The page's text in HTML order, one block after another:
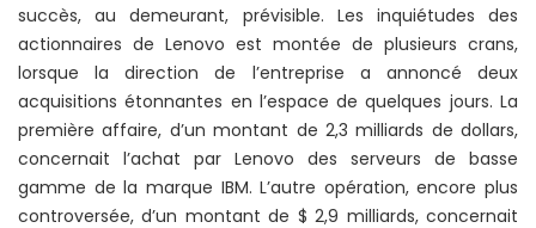
succès, au demeurant, prévisible. Les inquiétudes des
actionnaires de Lenovo est montée de plusieurs crans,
lorsque la direction de l’entreprise a annoncé deux
acquisitions étonnantes en l’espace de quelques jours. La
première affaire, d’un montant de 2,3 milliards de dollars,
concernait l’achat par Lenovo des serveurs de basse
gamme de la marque IBM. L’autre opération, encore plus
controversée, d’un montant de $ 2,9 milliards, concernait